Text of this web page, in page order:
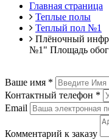
Главная страница
Теплые полы
Теплый пол №1
Плёночный
№1" Площадь
Ваше имя *
Контактный телефон *
Email
Комментарий к заказу